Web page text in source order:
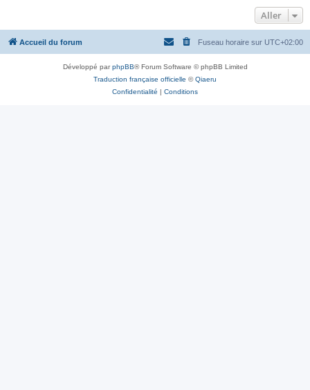
c
e
Aller
Accueil du forum Fuseau horaire sur UTC+02:00
Développé parphpBB® Forum Software © phpBB Limited
Traduction française officielle ©Qiaeru
Confidentialité | Conditions